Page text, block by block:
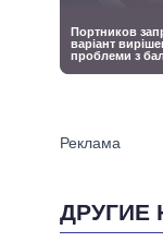
ДРУГИЕ